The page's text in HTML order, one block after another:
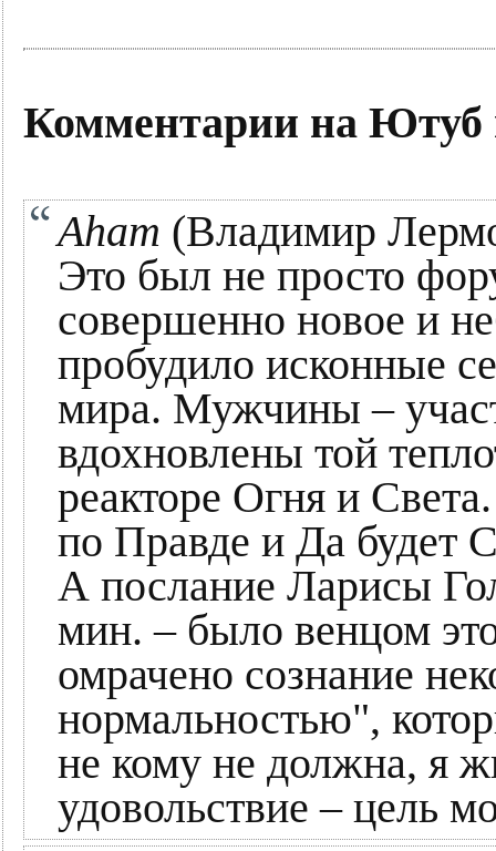
Комментарии на
Aham (Владимир
Это был не просто
совершенно новое и
пробудило исконные
мира. Мужчины –
вдохновлены той
реакторе Огня и
по Правде и Да будет
А послание Ларисы
мин. – было венцом
омрачено сознание
нормальностью",
не кому не должна, я
удовольствие – цель